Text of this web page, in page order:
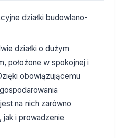
działki budowlano-
działki o dużym
położone w spokojnej i
obowiązującemu
na nich zarówno
jak i prowadzenie